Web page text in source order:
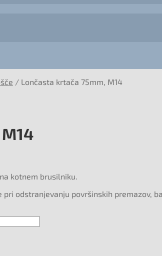
/ Lončasta krtača 75mm, M14
kotnem brusilniku.
odstranjevanju površinskih premazov,